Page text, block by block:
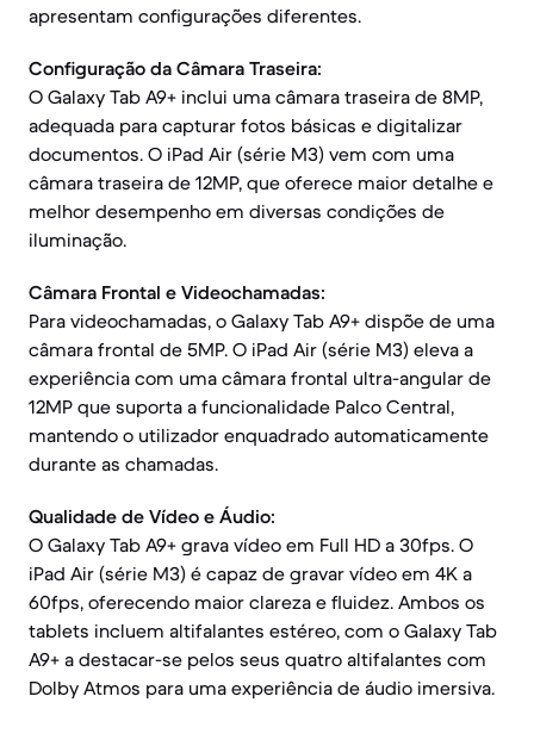
apresentam configurações diferentes.
Configuração da Câmara Traseira:
O Galaxy Tab A9+ inclui uma câmara traseira de 8MP,
adequada para capturar fotos básicas e digitalizar
documentos. O iPad Air (série M3) vem com uma
câmara traseira de 12MP, que oferece maior detalhe e
melhor desempenho em diversas condições de
iluminação.
Câmara Frontal e Videochamadas:
Para videochamadas, o Galaxy Tab A9+ dispõe de uma
câmara frontal de 5MP. O iPad Air (série M3) eleva a
experiência com uma câmara frontal ultra-angular de
12MP que suporta a funcionalidade Palco Central,
mantendo o utilizador enquadrado automaticamente
durante as chamadas.
Qualidade de Vídeo e Áudio:
O Galaxy Tab A9+ grava vídeo em Full HD a 30fps. O
iPad Air (série M3) é capaz de gravar vídeo em 4K a
60fps, oferecendo maior clareza e fluidez. Ambos os
tablets incluem altifalantes estéreo, com o Galaxy Tab
A9+ a destacar-se pelos seus quatro altifalantes com
Dolby Atmos para uma experiência de áudio imersiva.